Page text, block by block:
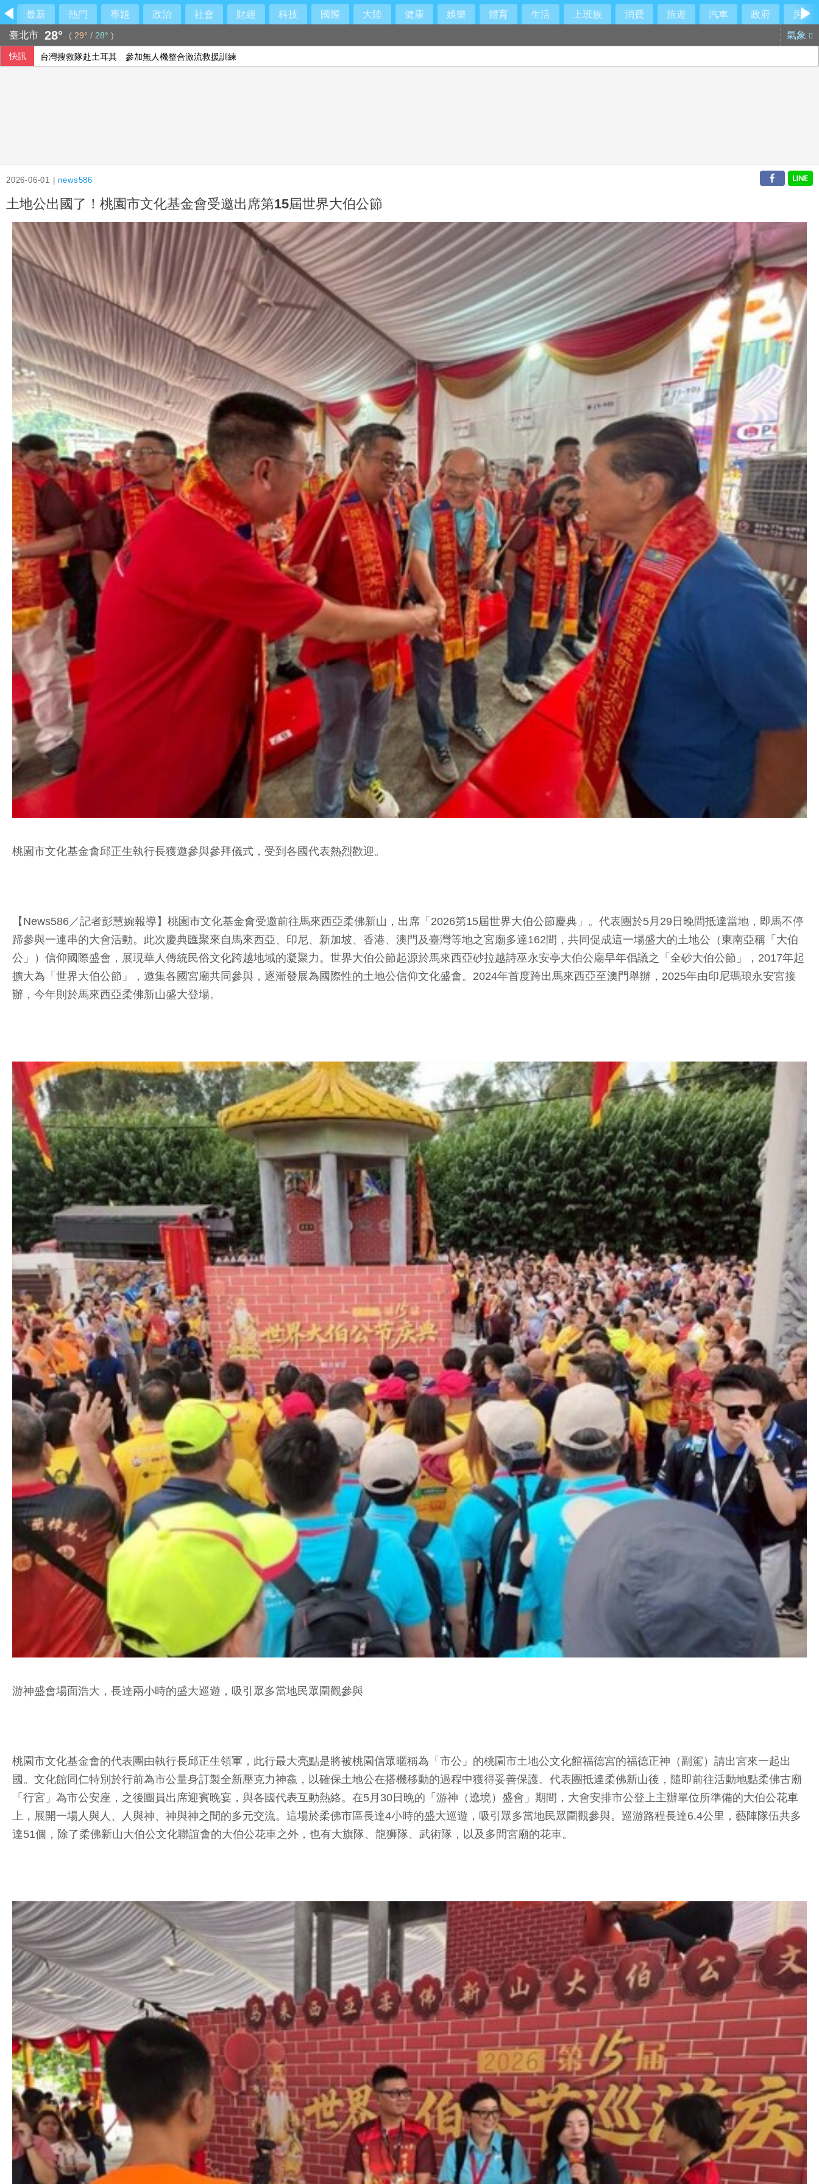
最新 熱門 專題 政治 社會 財經 科技 國際 大陸 健康 娛樂 體育 生活 上班族 消費 旅遊 汽車 政府
房產
臺北市 28° ( 29° / 28° ) 氣象
快訊
台灣搜救隊赴土耳其 參加無人機整合激流救援訓練
美上訴法院裁定白宮宴會廳停工 川普誓言上訴最高院
2026-06-01 |news586
土地公出國了！桃園市文化基金會受邀出席第15屆世界大伯公節
桃園市文化基金會邱正生執行長獲邀參與參拜儀式，受到各國代表熱烈歡迎。
【News586／記者彭慧婉報導】桃園市文化基金會受邀前往馬來西亞柔佛新山，出席「2026第15屆世界大伯公節慶典」。代表團於5月29日晚間抵達當地，即馬不停
蹄參與一連串的大會活動。此次慶典匯聚來自馬來西亞、印尼、新加坡、香港、澳門及臺灣等地之宮廟多達162間，共同促成這一場盛大的土地公（東南亞稱「大伯
公」）信仰國際盛會，展現華人傳統民俗文化跨越地域的凝聚力。世界大伯公節起源於馬來西亞砂拉越詩巫永安亭大伯公廟早年倡議之「全砂大伯公節」，2017年起
擴大為「世界大伯公節」，邀集各國宮廟共同參與，逐漸發展為國際性的土地公信仰文化盛會。2024年首度跨出馬來西亞至澳門舉辦，2025年由印尼瑪琅永安宮接
辦，今年則於馬來西亞柔佛新山盛大登場。
游神盛會場面浩大，長達兩小時的盛大巡遊，吸引眾多當地民眾圍觀參與
桃園市文化基金會的代表團由執行長邱正生領軍，此行最大亮點是將被桃園信眾暱稱為「市公」的桃園市土地公文化館福德宮的福德正神（副駕）請出宮來一起出
國。文化館同仁特別於行前為市公量身訂製全新壓克力神龕，以確保土地公在搭機移動的過程中獲得妥善保護。代表團抵達柔佛新山後，隨即前往活動地點柔佛古廟
「行宮」為市公安座，之後團員出席迎賓晚宴，與各國代表互動熱絡。在5月30日晚的「游神（遶境）盛會」期間，大會安排市公登上主辦單位所準備的大伯公花車
上，展開一場人與人、人與神、神與神之間的多元交流。這場於柔佛市區長達4小時的盛大巡遊，吸引眾多當地民眾圍觀參與。巡游路程長達6.4公里，藝陣隊伍共多
達51個，除了柔佛新山大伯公文化聯誼會的大伯公花車之外，也有大旗隊、龍狮隊、武術隊，以及多間宮廟的花車。